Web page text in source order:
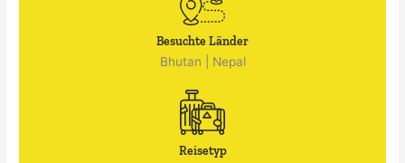
Besuchte Länder
Bhutan Nepal
Reisetyp